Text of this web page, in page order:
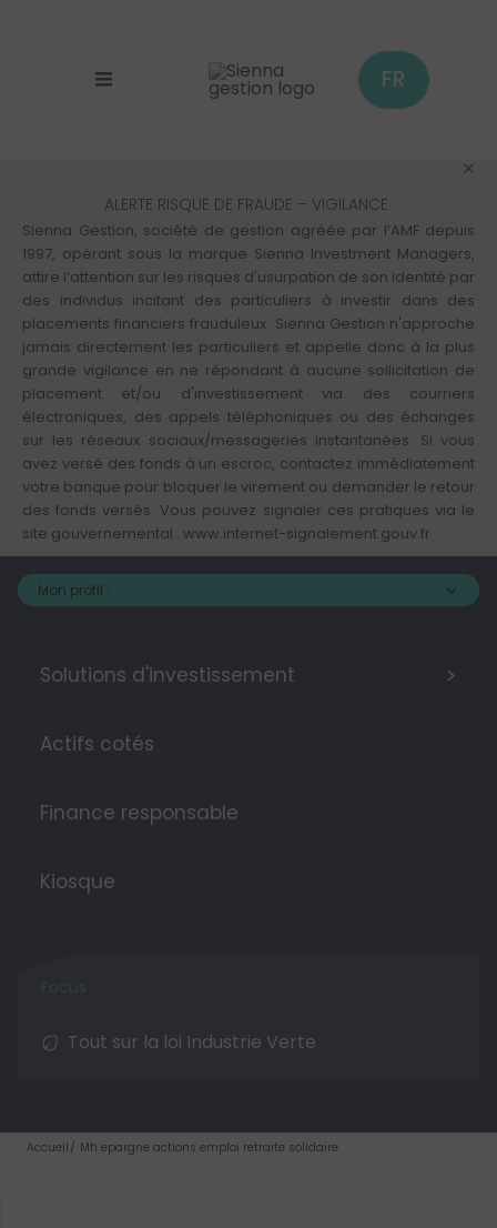
FR
ALERTE RISQUE DE FRAUDE – VIGILANCE
Sienna Gestion, société de gestion agréée par l’AMF depuis
1997, opérant sous la marque Sienna Investment Managers,
attire l’attention sur les risques d'usurpation de son identité par
des individus incitant des particuliers à investir dans des
placements financiers frauduleux. Sienna Gestion n'approche
jamais directement les particuliers et appelle donc à la plus
grande vigilance en ne répondant à aucune sollicitation de
placement et/ou d'investissement via des courriers
électroniques, des appels téléphoniques ou des échanges
sur les réseaux sociaux/messageries instantanées. Si vous
avez versé des fonds à un escroc, contactez immédiatement
votre banque pour bloquer le virement ou demander le retour
des fonds versés. Vous pouvez signaler ces pratiques via le
site gouvernemental : www.internet-signalement.gouv.fr
Mon profil :
Solutions d'investissement >
Actifs cotés
Finance responsable
Kiosque
Tout sur la loi Industrie Verte
Accueil Mh epargne actions emploi retraite solidaire